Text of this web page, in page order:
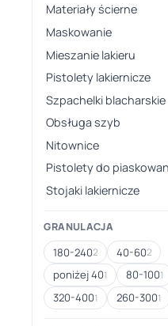
Materiały ścierne
Maskowanie
Mieszanie lakieru
Pistolety lakiernicze
Szpachelki blacharskie
Obsługa szyb
Nitownice
Pistolety do
Stojaki lakiernicze
GRANULACJA
180-2402 40-602
poniżej 401 80-1001
320-4001 260-3001